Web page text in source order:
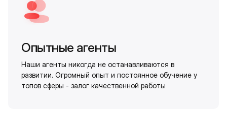
Опытные агенты
Наши агенты никогда не останавливаются в
развитии. Огромный опыт и постоянное обучение у
топов сферы - залог качественной работы